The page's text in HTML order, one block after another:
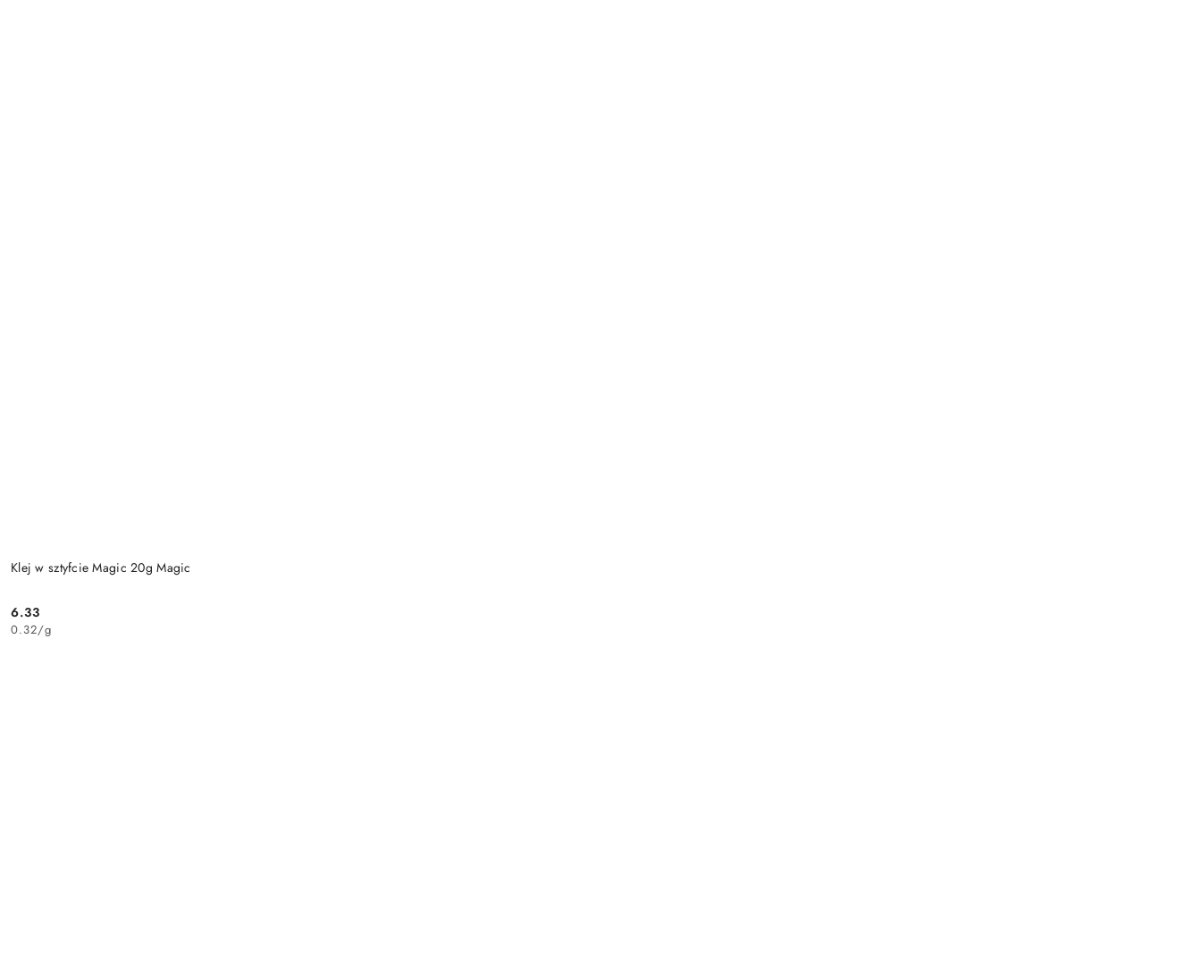
Klej w sztyfcie Magic 20g Magic
Cena:
6.33
0.32/g